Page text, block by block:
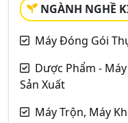
NGÀNH NGHỀ
Máy Đóng Gói
Dược Phẩm -
Sản Xuất
Máy Trộn, Máy